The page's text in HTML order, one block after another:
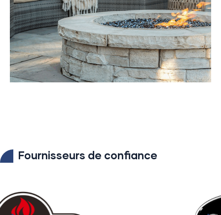
Fournisseurs de confiance